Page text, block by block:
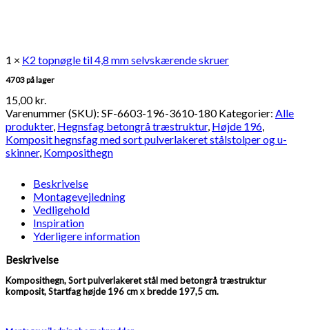
1 × K2 topnøgle til 4,8 mm selvskærende skruer
4703 på lager
15,00kr.
Varenummer (SKU): SF-6603-196-3610-180 Kategorier: Alle
produkter, Hegnsfag betongrå træstruktur, Højde 196,
Komposit hegnsfag med sort pulverlakeret stålstolper og u-
skinner, Komposithegn
Beskrivelse
Montagevejledning
Vedligehold
Inspiration
Yderligere information
Beskrivelse
Komposithegn, Sort pulverlakeret stål med betongrå træstruktur
komposit, Startfag højde 196 cm x bredde 197,5 cm.